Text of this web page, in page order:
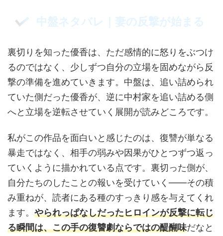
中盤ネタバレ｜妻の反撃が始まる
裏切りを知った優香は、ただ感情的に怒りをぶつけ
るのではなく、少しずつ自分の立場を固めながら反
撃の準備を進めていきます。中盤は、追い詰められ
ていた側だった優香が、逆に中村家を追い詰める側
へと立場を逆転させていく展開が読みどころです。
私がこの作品を面白いと感じたのは、復讐が単なる
暴走ではなく、相手の弱みや因果がひとつずつ返っ
ていくように描かれている点です。裏切った側が、
自分たちのしたことの報いを受けていく——その積
み重ねが、読者にある種のすっきり感を与えてくれ
ます。 やられっぱなしだったヒロインが反撃に転じ
る瞬間は、この手の復讐劇ならではの醍醐味だなと